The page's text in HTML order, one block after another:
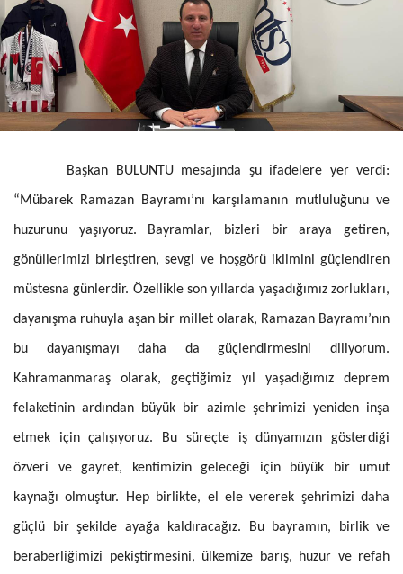
Başkan BULUNTU mesajında şu ifadelere yer verdi:
“Mübarek Ramazan Bayramı’nı karşılamanın mutluluğunu ve
huzurunu yaşıyoruz. Bayramlar, bizleri bir araya getiren,
gönüllerimizi birleştiren, sevgi ve hoşgörü iklimini güçlendiren
müstesna günlerdir. Özellikle son yıllarda yaşadığımız zorlukları,
dayanışma ruhuyla aşan bir millet olarak, Ramazan Bayramı’nın
bu dayanışmayı daha da güçlendirmesini diliyorum.
Kahramanmaraş olarak, geçtiğimiz yıl yaşadığımız deprem
felaketinin ardından büyük bir azimle şehrimizi yeniden inşa
etmek için çalışıyoruz. Bu süreçte iş dünyamızın gösterdiği
özveri ve gayret, kentimizin geleceği için büyük bir umut
kaynağı olmuştur. Hep birlikte, el ele vererek şehrimizi daha
güçlü bir şekilde ayağa kaldıracağız. Bu bayramın, birlik ve
beraberliğimizi pekiştirmesini, ülkemize barış, huzur ve refah